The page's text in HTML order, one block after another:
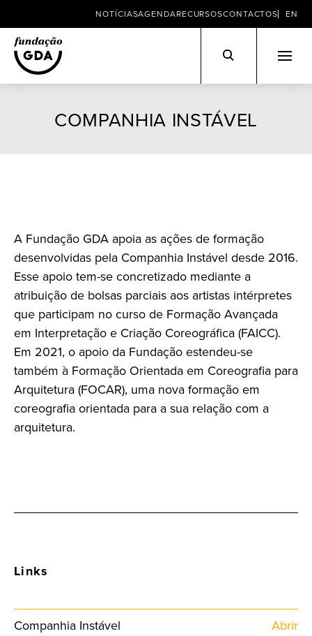
NOTÍCIASAGENDARECURSOSCONTACTOS EN
COMPANHIA INSTÁVEL
A Fundação GDA apoia as ações de formação
desenvolvidas pela Companhia Instável desde 2016.
Esse apoio tem-se concretizado mediante a
atribuição de bolsas parciais aos artistas intérpretes
que participam no curso de Formação Avançada
em Interpretação e Criação Coreográfica (FAICC).
Em 2021, o apoio da Fundação estendeu-se
também à Formação Orientada em Coreografia para
Arquitetura (FOCAR), uma nova formação em
coreografia orientada para a sua relação com a
arquitetura.
Links
Companhia Instável Abrir